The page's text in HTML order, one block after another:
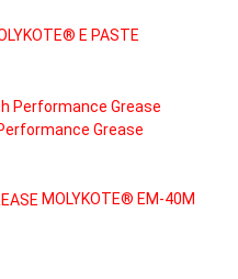
E PASTE
Grease
MOLYKOTE® EM-40M